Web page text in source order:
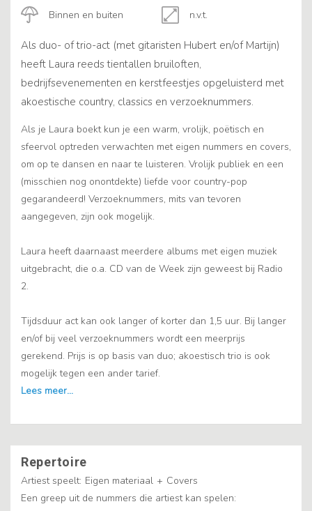
Binnen en buiten n.v.t.
Als duo- of trio-act (met gitaristen Hubert en/of Martijn)
heeft Laura reeds tientallen bruiloften,
bedrijfsevenementen en kerstfeestjes opgeluisterd met
akoestische country, classics en verzoeknummers.
Als je Laura boekt kun je een warm, vrolijk, poëtisch en
sfeervol optreden verwachten met eigen nummers en covers,
om op te dansen en naar te luisteren. Vrolijk publiek en een
(misschien nog onontdekte) liefde voor country-pop
gegarandeerd! Verzoeknummers, mits van tevoren
aangegeven, zijn ook mogelijk.
Laura heeft daarnaast meerdere albums met eigen muziek
uitgebracht, die o.a. CD van de Week zijn geweest bij Radio
2.
Tijdsduur act kan ook langer of korter dan 1,5 uur. Bij langer
en/of bij veel verzoeknummers wordt een meerprijs
gerekend. Prijs is op basis van duo; akoestisch trio is ook
mogelijk tegen een ander tarief.
Repertoire
Artiest speelt: Eigen materiaal + Covers
Een greep uit de nummers die artiest kan spelen: